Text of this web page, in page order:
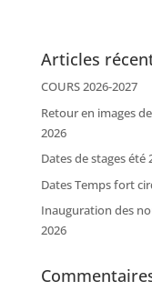
Articles
COURS 2026-2027
Retour en images
2026
Dates de stages été
Dates Temps fort
Inauguration des
2026